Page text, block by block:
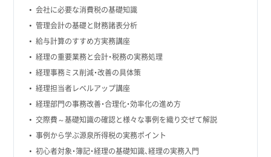
会社に必要な消費税の基礎知識
管理会計の基礎と財務諸表分析
給与計算のすすめ方実務講座
経理の重要業務と会計・税務の実務処理
経理事務ミス削減・改善の具体策
経理担当者レベルアップ講座
経理部門の事務改善・合理化・効率化の進め方
交際費～基礎知識の確認と様々な事例を織り交ぜて解説
事例から学ぶ源泉所得税の実務ポイント
初心者対象・簿記・経理の基礎知識、経理の実務入門